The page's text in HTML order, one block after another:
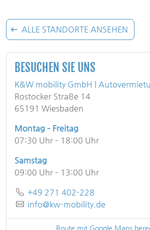
ALLE STANDORTE ANSEHEN
BESUCHEN SIE UNS
K&W mobility GmbH |
Rostocker Straße 14
65191 Wiesbaden
Montag – Freitag
07:30 Uhr – 18:00 Uhr
Samstag
09:00 Uhr – 13:00 Uhr
Telefon
+49 271 402-228
E-Mail
info@kw-mobility.de
Route mit Google Maps